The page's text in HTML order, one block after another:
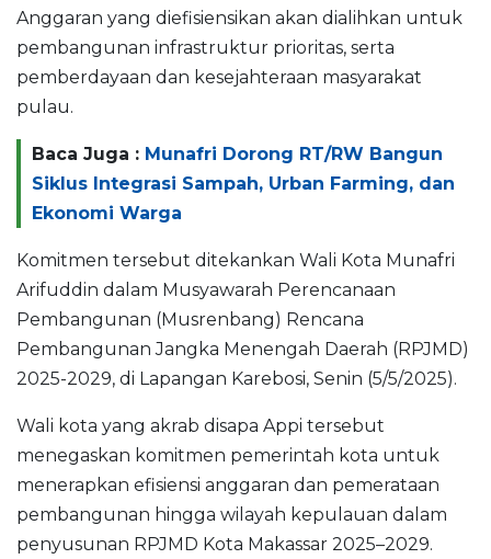
Anggaran yang diefisiensikan akan dialihkan untuk
pembangunan infrastruktur prioritas, serta
pemberdayaan dan kesejahteraan masyarakat
pulau.
Baca Juga : Munafri Dorong RT/RW Bangun
Siklus Integrasi Sampah, Urban Farming, dan
Ekonomi Warga
Komitmen tersebut ditekankan Wali Kota Munafri
Arifuddin dalam Musyawarah Perencanaan
Pembangunan (Musrenbang) Rencana
Pembangunan Jangka Menengah Daerah (RPJMD)
2025-2029, di Lapangan Karebosi, Senin (5/5/2025).
Wali kota yang akrab disapa Appi tersebut
menegaskan komitmen pemerintah kota untuk
menerapkan efisiensi anggaran dan pemerataan
pembangunan hingga wilayah kepulauan dalam
penyusunan RPJMD Kota Makassar 2025–2029.